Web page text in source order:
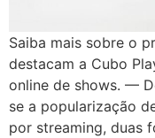
Saiba mais sobre o
destacam a Cubo
online de shows. —
se a popularização
por streaming, duas